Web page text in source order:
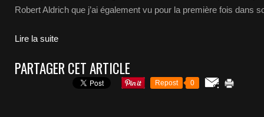
Robert Aldrich que j’ai également vu pour la première fois dans
Lire la suite
PARTAGER CET ARTICLE
Repost 0